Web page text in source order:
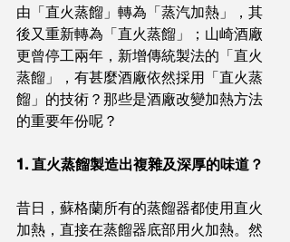
由「直火蒸餾」轉為「蒸汽加熱」，其
後又重新轉為「直火蒸餾」；山崎酒廠
更曾停工兩年，新增傳統製法的「直火
蒸餾」，有甚麼酒廠依然採用「直火蒸
餾」的技術？那些是酒廠改變加熱方法
的重要年份呢？
1. 直火蒸餾製造出複雜及深厚的味道？
昔日，蘇格蘭所有的蒸餾器都使用直火
加熱，直接在蒸餾器底部用火加熱。然